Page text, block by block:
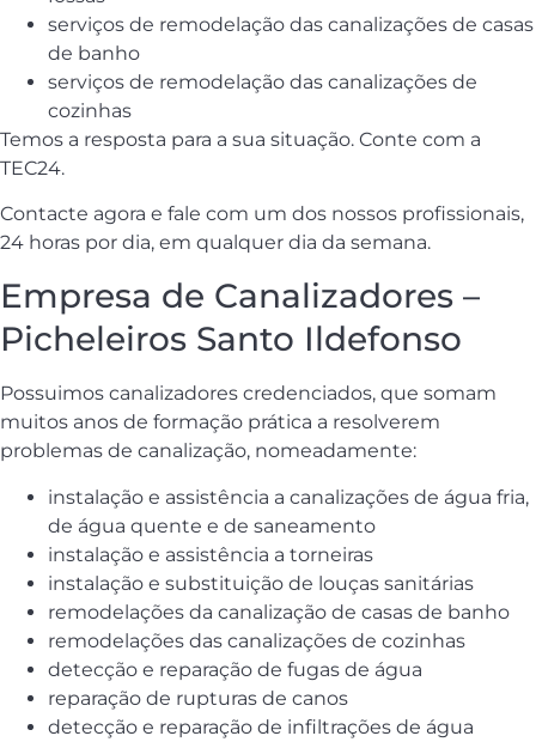
serviços de remodelação das canalizações de casas
de banho
serviços de remodelação das canalizações de
cozinhas
Temos a resposta para a sua situação. Conte com a
TEC24.
Contacte agora e fale com um dos nossos profissionais,
24 horas por dia, em qualquer dia da semana.
Empresa de Canalizadores –
Picheleiros Santo Ildefonso
Possuimos canalizadores credenciados, que somam
muitos anos de formação prática a resolverem
problemas de canalização, nomeadamente:
instalação e assistência a canalizações de água fria,
de água quente e de saneamento
instalação e assistência a torneiras
instalação e substituição de louças sanitárias
remodelações da canalização de casas de banho
remodelações das canalizações de cozinhas
detecção e reparação de fugas de água
reparação de rupturas de canos
detecção e reparação de infiltrações de água